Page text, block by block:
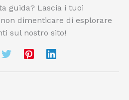
guida? Lascia i tuoi
dimenticare di esplorare
sul nostro sito!